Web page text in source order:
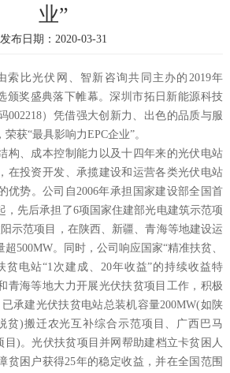
业”
发布日期：2020-03-31
索比光伏网、智新咨询共同主办的2019年
颁奖盛典落下帷幕。深圳市拓日新能源科技
002218）凭借强大创新力、出色的品质与服
获“最具影响力EPC企业”。
构、成本控制能力以及十四年来的光伏电站
在投资开发、承揽建设和运营各类光伏电站
优势。公司自2006年承担国家建设部全国首
，先后承担了6项国家住建部光电建筑示范项
示范项目，在陕西、新疆、青海等地建设运
500MW。同时，公司响应国家“精准扶贫、
贫电站“1次建成、20年收益”的持续收益特
青海等地大力开展光伏扶贫项目工作，积极
承建光伏扶贫电站总装机容量200MW(如陕
贫)搬迁农光互补综合示范项目、广西巴马
目)。光伏扶贫项目并网帮助建档立卡贫困人
贫困户获得25年的稳定收益，并在全国范围